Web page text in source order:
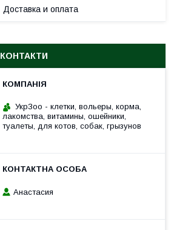
Доставка и оплата
КОНТАКТИ
УкрЗоо - клетки, вольеры, корма,
лакомства, витамины, ошейники,
туалеты, для котов, собак, грызунов
Анастасия